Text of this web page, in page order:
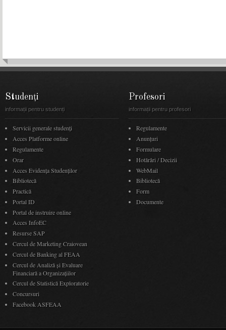
Studenți
informații pentru studenți
Servicii generale studenți
Acces Platforme online
Regulamente
Orar
Acces Evidenţa Studenţilor
Bibliotecă
Practică
Portal ID
Portal de instruire online
Acces InfoEC
Resurse SAP
Cercul de Marketing Craiovean
Cercul de Banking al FEAA
Cercul de Analiză și Evaluare
Financiară a Organizațiilor
Cercul de Statistică Exploratorie
Concursuri
Facebook ASFEAA
Profesori
informații pentru profesori
Regulamente
Anunţuri
Formulare
Hotărâri / Decizii
WebMail
Bibliotecă
Form
Documente